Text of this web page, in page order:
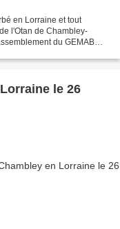
en Lorraine et tout
l'Otan de Chambley-
du GEMAB
le 26